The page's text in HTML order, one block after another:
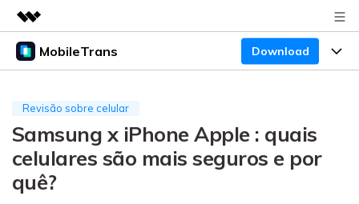
Produtos em destaque
Utilitários
Soluções
Sobre nós
Sala de imprensa
MobileTrans Download
Desktop
Transferência do WhatsApp
Preços
Centro de apoio
Revisão sobre celular
Samsung x iPhone Apple : quais
celulares são mais seguros e por
quê?